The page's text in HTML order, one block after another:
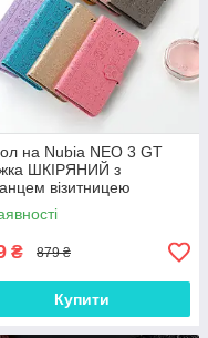
на Nubia NEO 3 GT
ШКІРЯНИЙ з
візитницею
підставкою
"CAT & DOG "
₴ 879 ₴
Купити